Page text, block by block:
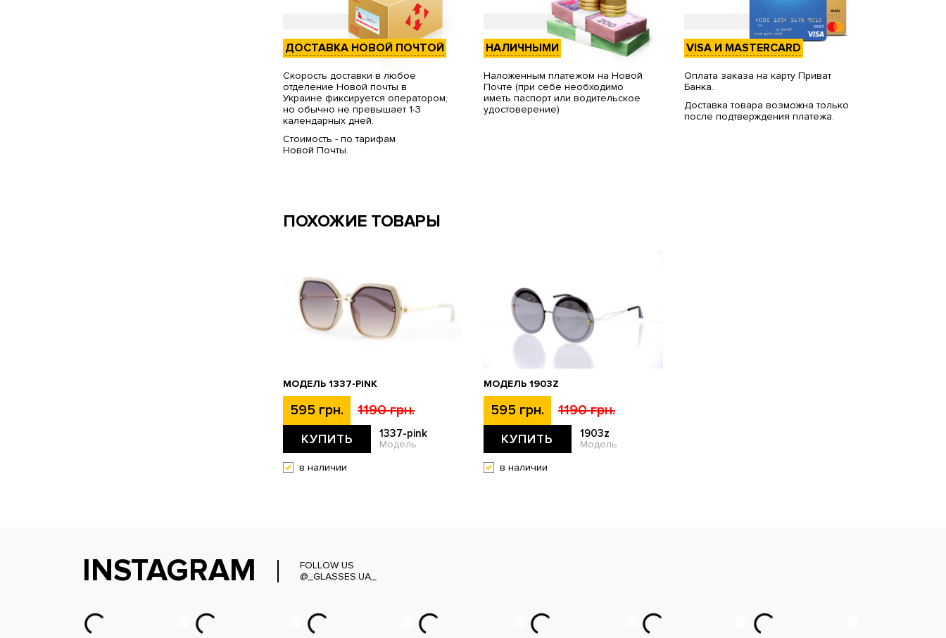
ДОСТАВКА НОВОЙ ПОЧТОЙ
Скорость доставки в любое
отделение Новой почты в
Украине фиксируется оператором,
но обычно не превышает 1-3
календарных дней.
Стоимость - по тарифам
Новой Почты.
НАЛИЧНЫМИ
Наложенным платежом на Новой
Почте (при себе необходимо
иметь паспорт или водительское
удостоверение)
VISA И MASTERCARD
Оплата заказа на карту Приват
Банка.
Доставка товара возможна только
после подтверждения платежа.
ПОХОЖИЕ ТОВАРЫ
МОДЕЛЬ 1337-PINK
595 грн. 1190 грн.
КУПИТЬ 1337-pink
Модель
в наличии
МОДЕЛЬ 1903Z
595 грн. 1190 грн.
КУПИТЬ 1903z
Модель
в наличии
INSTAGRAM
FOLLOW US
@_GLASSES.UA_